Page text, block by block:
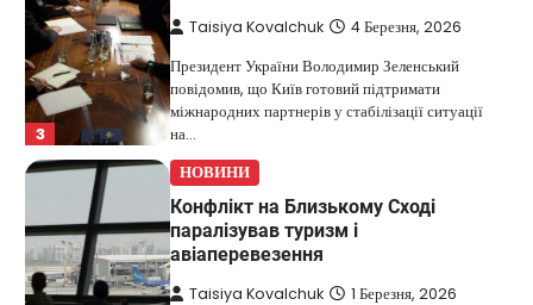
3
Taisiya Kovalchuk 4 Березня, 2026
Президент України Володимир Зеленський
повідомив, що Київ готовий підтримати
міжнародних партнерів у стабілізації ситуації
на…
НОВИНИ
Конфлікт на Близькому Сході
паралізував туризм і
авіаперевезення
Taisiya Kovalchuk 1 Березня, 2026